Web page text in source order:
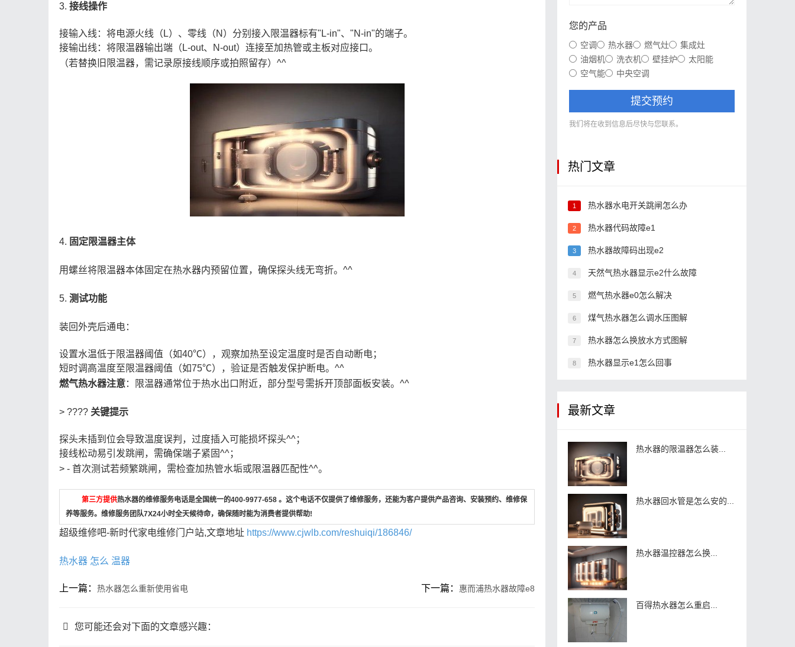
3. 接线操作
接输入线：将电源火线（L）、零线（N）分别接入限温器标有"L-in"、"N-in"的端子。
接输出线：将限温器输出端（L-out、N-out）连接至加热管或主板对应接口。
（若替换旧限温器，需记录原接线顺序或拍照留存）^^
4. 固定限温器主体
用螺丝将限温器本体固定在热水器内预留位置，确保探头线无弯折。^^
5. 测试功能
装回外壳后通电：
设置水温低于限温器阈值（如40℃），观察加热至设定温度时是否自动断电；
短时调高温度至限温器阈值（如75℃），验证是否触发保护断电。^^
燃气热水器注意：限温器通常位于热水出口附近，部分型号需拆开顶部面板安装。^^
> ???? 关键提示
探头未插到位会导致温度误判，过度插入可能损坏探头^^；
接线松动易引发跳闸，需确保端子紧固^^；
> - 首次测试若频繁跳闸，需检查加热管水垢或限温器匹配性^^。
第三方提供热水器的维修服务电话是全国统一的400-9977-658 。这个电话不仅提供了维修服务，还能为客户提供产品咨询、安装预约、维修保
养等服务。维修服务团队7X24小时全天候待命，确保随时能为消费者提供帮助!
超级维修吧-新时代家电维修门户站,文章地址 https://www.cjwlb.com/reshuiqi/186846/
热水器 怎么 温器
上一篇： 热水器怎么重新使用省电 下一篇： 惠而浦热水器故障e8
您可能还会对下面的文章感兴趣：
您的产品
空调 热水器 燃气灶
集成灶
油烟机
洗衣机 壁挂炉
太阳能
空气能
中央空调
提交预约
我们将在收到信息后尽快与您联系。
热门文章
1 热水器水电开关跳闸怎么办
2 热水器代码故障e1
3 热水器故障码出现e2
4 天然气热水器显示e2什么故障
5 燃气热水器e0怎么解决
6 煤气热水器怎么调水压图解
7 热水器怎么换放水方式图解
8 热水器显示e1怎么回事
最新文章
热水器的限温器怎么装...
热水器回水管是怎么安的...
热水器温控器怎么换...
百得热水器怎么重启...